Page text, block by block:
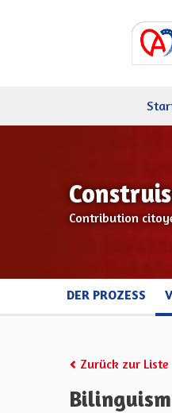
Contribution
DER PROZESS
Zurück zur Liste